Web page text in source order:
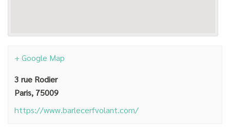
+ Google Map
3 rue Rodier
Paris, 75009
https://www.barlecerfvolant.com/